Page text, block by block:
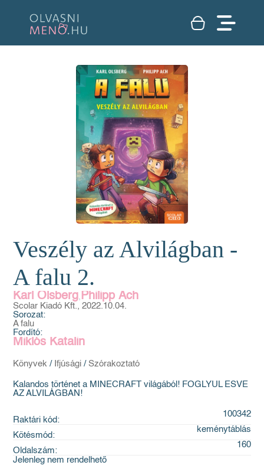
Veszély az Alvilágban -
A falu 2.
Karl Olsberg Philipp Ach
Scolar Kiadó Kft., 2022.10.04.
Sorozat:
A falu
Fordító:
Miklós Katalin
Könyvek / Ifjúsági / Szórakoztató
Kalandos történet a MINECRAFT világából! FOGLYUL ESVE
AZ ALVILÁGBAN!
Raktári kód:
100342
Kötésmód:
keménytáblás
Oldalszám:
160
Jelenleg nem rendelhető